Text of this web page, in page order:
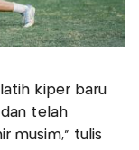
kiper baru
telah
musim," tulis